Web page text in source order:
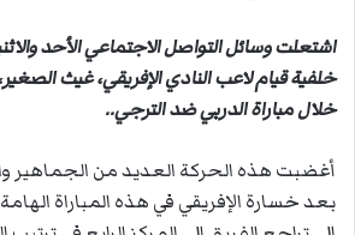
اشتعلت وسائل التواصل الاجتماعي الأحد
خلفية قيام لاعب النادي الإفريقي، غيث
خلال مباراة الدربي ضد الترجي..
أغضبت هذه الحركة العديد من الجماهير